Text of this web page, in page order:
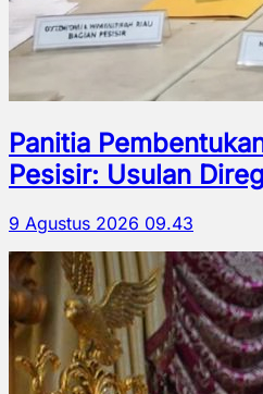
Panitia
Pesisir: Usulan
9 Agustus 2026 09.43